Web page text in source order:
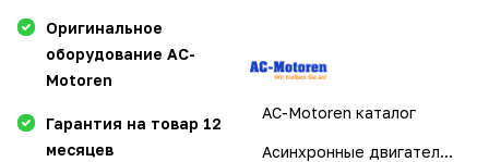
Оригинальное
оборудование AC-
Motoren
Гарантия на товар 12
месяцев
AC-Motoren каталог
Асинхронные двигатели AC-Motoren